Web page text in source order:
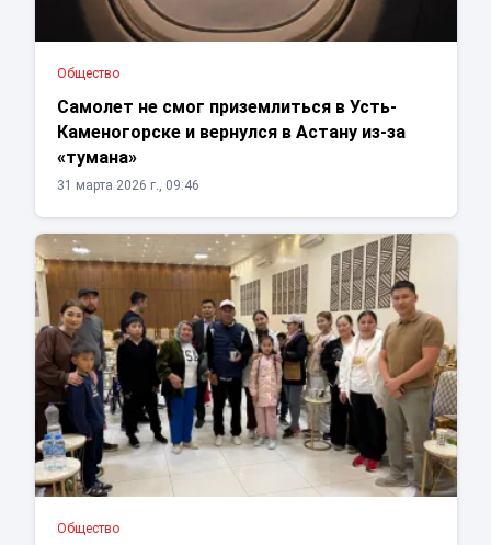
Общество
Самолет не смог приземлиться в Усть-
Каменогорске и вернулся в Астану из-за
«тумана»
31 марта 2026 г., 09:46
Общество